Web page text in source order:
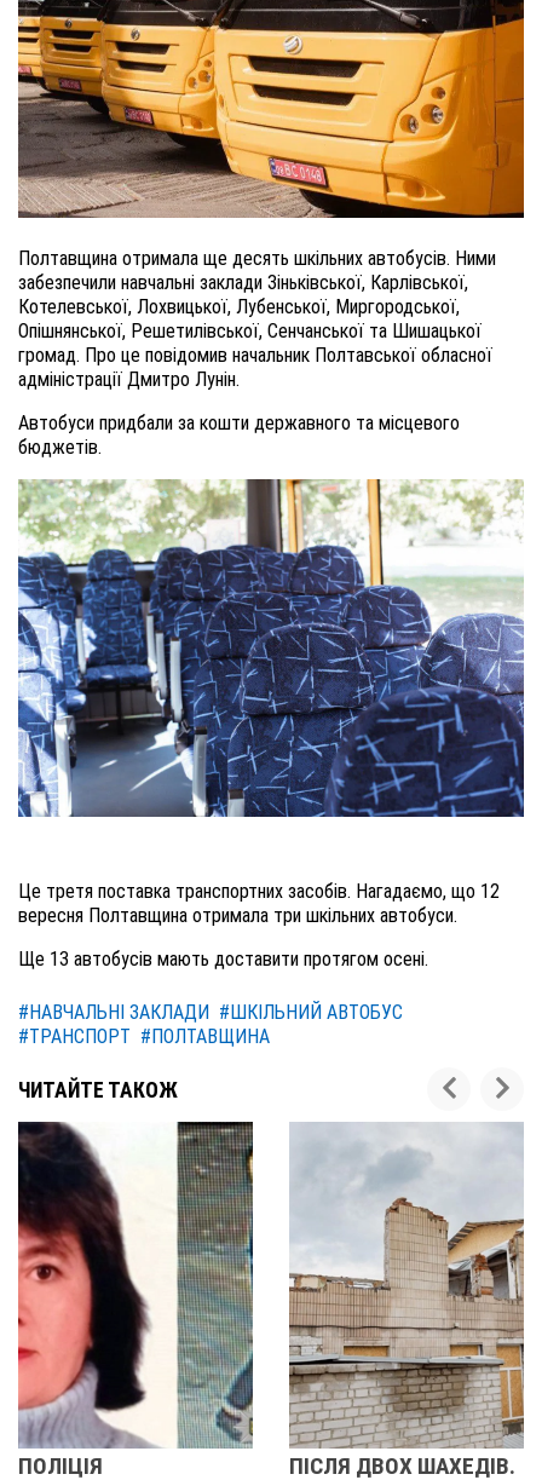
Полтавщина отримала ще десять шкільних автобусів. Ними
забезпечили навчальні заклади Зіньківської, Карлівської,
Котелевської, Лохвицької, Лубенської, Миргородської,
Опішнянської, Решетилівської, Сенчанської та Шишацької
громад. Про це повідомив начальник Полтавської обласної
адміністрації Дмитро Лунін.
Автобуси придбали за кошти державного та місцевого
бюджетів.
Це третя поставка транспортних засобів. Нагадаємо, що 12
вересня Полтавщина отримала три шкільних автобуси.
Ще 13 автобусів мають доставити протягом осені.
#НАВЧАЛЬНІ ЗАКЛАДИ #ШКІЛЬНИЙ АВТОБУС
#ТРАНСПОРТ #ПОЛТАВЩИНА
ЧИТАЙТЕ ТАКОЖ
ПІСЛЯ ДВОХ ШАХЕДІВ.
ЩО